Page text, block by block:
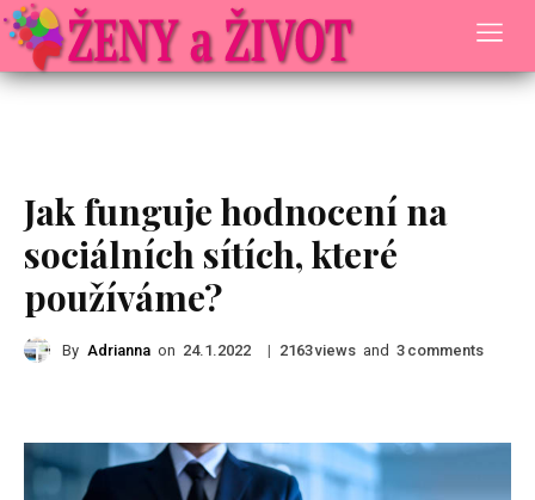
Rady a Tipy
Jak funguje hodnocení na
sociálních sítích, které
používáme?
By Adrianna on 24.1.2022 | 2163views and 3 comments